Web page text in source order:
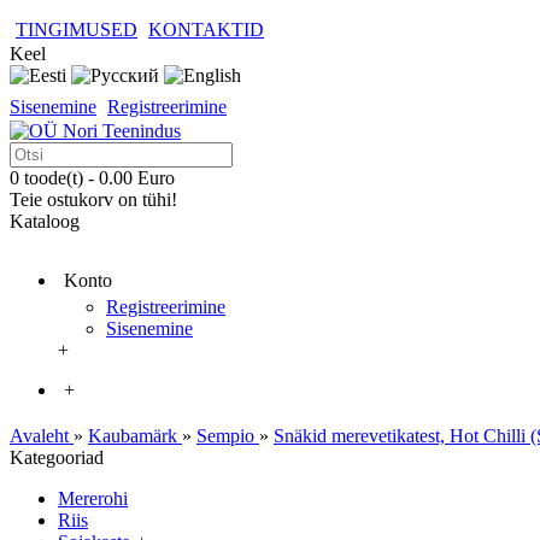
TINGIMUSED KONTAKTID
Keel
Sisenemine Registreerimine
0 toode(t) - 0.00 Euro
Teie ostukorv on tühi!
Kataloog
Konto
Registreerimine
Sisenemine
+
+
Avaleht » Kaubamärk » Sempio » Snäkid merevetikatest, Hot Chilli
Kategooriad
Mererohi
Riis